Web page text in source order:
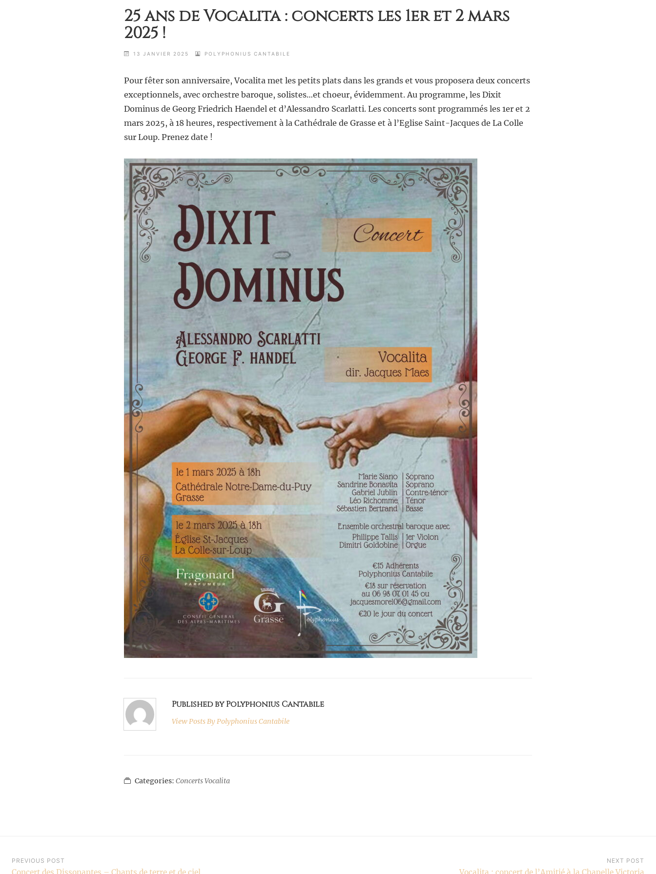
25 ans de Vocalita : concerts les 1er et 2 mars
2025 !
13 JANVIER 2025 POLYPHONIUS CANTABILE
Pour fêter son anniversaire, Vocalita met les petits plats dans les grands et vous proposera deux concerts
exceptionnels, avec orchestre baroque, solistes…et choeur, évidemment. Au programme, les Dixit
Dominus de Georg Friedrich Haendel et d’Alessandro Scarlatti. Les concerts sont programmés les 1er et 2
mars 2025, à 18 heures, respectivement à la Cathédrale de Grasse et à l’Eglise Saint-Jacques de La Colle
sur Loup. Prenez date !
Published by Polyphonius Cantabile
View Posts ByPolyphonius Cantabile
Categories:Concerts Vocalita
Navigation
PREVIOUS POST NEXT POST